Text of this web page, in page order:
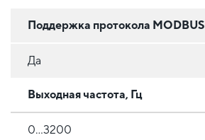
Поддержка протокола MODBUS
Да
Выходная частота, Гц
0...3200